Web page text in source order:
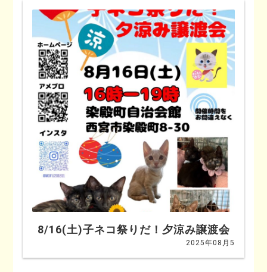
8/16(土)子ネコ祭りだ！夕涼み譲渡会
2025年08月5